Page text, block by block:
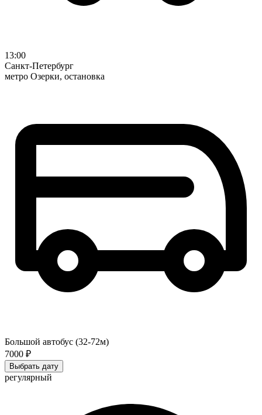
13:00
Санкт-Петербург
метро Озерки, остановка
Большой автобус (32-72м)
7000 ₽
Выбрать дату
регулярный